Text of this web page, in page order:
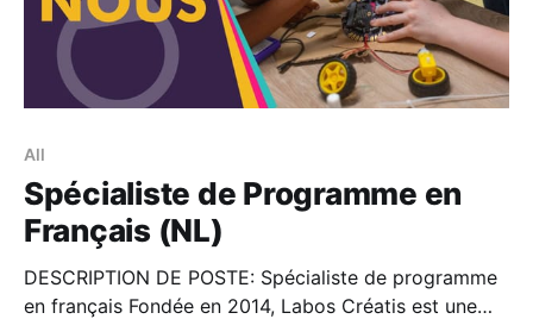
All
Spécialiste de Programme en
Français (NL)
DESCRIPTION DE POSTE: Spécialiste de programme
en français Fondée en 2014, Labos Créatis est une